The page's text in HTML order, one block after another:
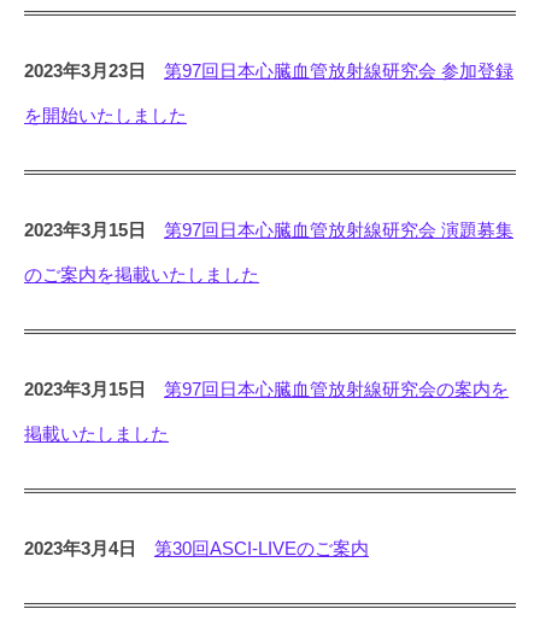
2023年3月23日 第97回日本心臓血管放射線研究会 参加登録
を開始いたしました
2023年3月15日 第97回日本心臓血管放射線研究会 演題募集
のご案内を掲載いたしました
2023年3月15日 第97回日本心臓血管放射線研究会の案内を
掲載いたしました
2023年3月4日 第30回ASCI-LIVEのご案内